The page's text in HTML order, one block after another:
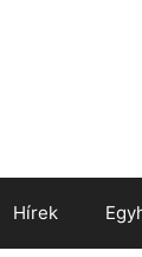
Hírek